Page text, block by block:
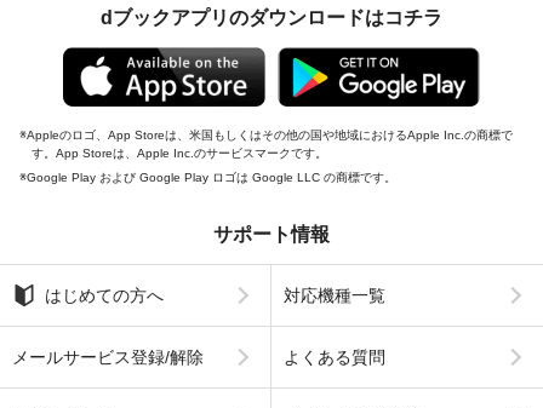
dブックアプリのダウンロードはコチラ
Appleのロゴ、App Storeは、米国もしくはその他の国や地域におけるApple Inc.の商標で
す。App Storeは、Apple Inc.のサービスマークです。
Google Play および Google Play ロゴは Google LLC の商標です。
サポート情報
はじめての方へ 対応機種一覧
メールサービス登録/解除 よくある質問